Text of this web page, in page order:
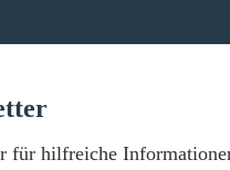
für hilfreiche